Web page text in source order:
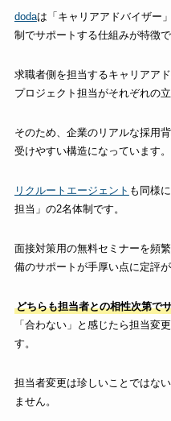
dodaは「キャリアアドバイザー
制でサポートする仕組みが特徴で
求職者側を担当するキャリアア
プロジェクト担当がそれぞれの
そのため、企業のリアルな採用
受けやすい構造になっています。
リクルートエージェント も同様
担当」の2名体制です。
面接対策用の無料セミナーを頻
備のサポートが手厚い点に定評が
どちらも担当者との相性次第で
「合わない」と感じたら担当変
す。
担当者変更は珍しいことではな
ません。